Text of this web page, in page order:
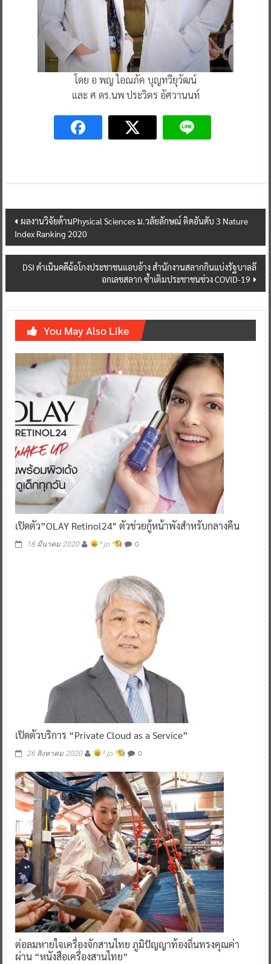
โดย อ พญ ไอณภัค บุญทวียุวัฒน์
และ ศ ดร.นพ ประวิตร อัศวานนท์
Post
navigation
ผลงานวิจัยด้านPhysical Sciences ม.วลัยลักษณ์ ติดอันดับ 3 Nature
Index Ranking 2020
DSI ดำเนินคดีฉ้อโกงประชาชนแอบอ้าง สำนักงานสลากกินแบ่งรัฐบาลล๊
อกเลขสลาก ซ้ำเติมประชาชนช่วง COVID-19
You May Also Like
เปิดตัว”OLAY Retinol24″ ตัวช่วยกู้หน้าพังสำหรับกลางคืน
18 มีนาคม 2020 ^ jo ^ 0
เปิดตัวบริการ “Private Cloud as a Service”
26 สิงหาคม 2020 ^ jo ^ 0
ต่อลมหายใจเครื่องจักสานไทย ภูมิปัญญาท้องถิ่นทรงคุณค่า
ผ่าน “หนังสือเครื่องสานไทย”